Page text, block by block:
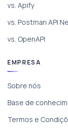
vs. Apify
vs. Postman API
vs. OpenAPI
EMPRESA
Sobre nós
Base de
Termos e